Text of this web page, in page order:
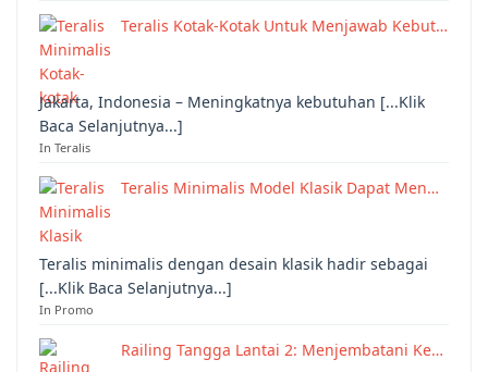
Teralis Kotak-Kotak Untuk Menjawab Kebut…
Jakarta, Indonesia – Meningkatnya kebutuhan [...Klik
Baca Selanjutnya...]
In Teralis
Teralis Minimalis Model Klasik Dapat Men…
Teralis minimalis dengan desain klasik hadir sebagai
[...Klik Baca Selanjutnya...]
In Promo
Railing Tangga Lantai 2: Menjembatani Ke…